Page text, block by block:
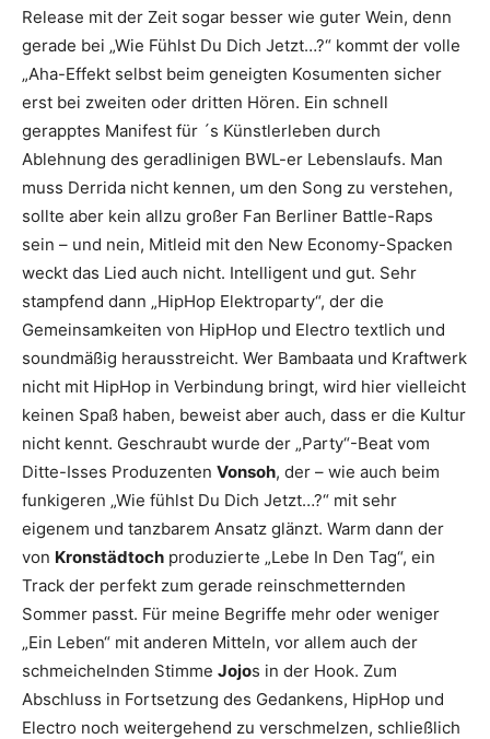
Release mit der Zeit sogar besser wie guter Wein, denn
gerade bei „Wie Fühlst Du Dich Jetzt…?“ kommt der volle
„Aha-Effekt selbst beim geneigten Kosumenten sicher
erst bei zweiten oder dritten Hören. Ein schnell
gerapptes Manifest für ´s Künstlerleben durch
Ablehnung des geradlinigen BWL-er Lebenslaufs. Man
muss Derrida nicht kennen, um den Song zu verstehen,
sollte aber kein allzu großer Fan Berliner Battle-Raps
sein – und nein, Mitleid mit den New Economy-Spacken
weckt das Lied auch nicht. Intelligent und gut. Sehr
stampfend dann „HipHop Elektroparty“, der die
Gemeinsamkeiten von HipHop und Electro textlich und
soundmäßig herausstreicht. Wer Bambaata und Kraftwerk
nicht mit HipHop in Verbindung bringt, wird hier vielleicht
keinen Spaß haben, beweist aber auch, dass er die Kultur
nicht kennt. Geschraubt wurde der „Party“-Beat vom
Ditte-Isses Produzenten Vonsoh, der – wie auch beim
funkigeren „Wie fühlst Du Dich Jetzt…?“ mit sehr
eigenem und tanzbarem Ansatz glänzt. Warm dann der
von Kronstädtoch produzierte „Lebe In Den Tag“, ein
Track der perfekt zum gerade reinschmetternden
Sommer passt. Für meine Begriffe mehr oder weniger
„Ein Leben“ mit anderen Mitteln, vor allem auch der
schmeichelnden Stimme Jojos in der Hook. Zum
Abschluss in Fortsetzung des Gedankens, HipHop und
Electro noch weitergehend zu verschmelzen, schließlich